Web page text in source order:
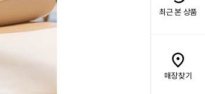
최근 본 상품
매장찾기